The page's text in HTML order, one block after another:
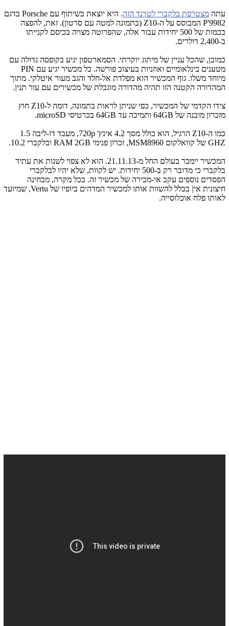
עתה מצטרפת בלקברי לטרנד הזה
. היא יוצאת בשיתוף עם Porsche בדגם
P'9982 המבוסס על ה-Z10 (בתמונה למטה עם סרטון). זאת, להפצה
בכמות של 500 יחידות עבור אלה, שהפרוטה מצויה בכיסם לקנייתו
ב-2,400 דולרים.
כמובן, שהכל עניין של מיתוג יוקרתי. הסמארטפון יגיע בקופסה גדולה עם
מטענים בינלאומיים ואוזניות בעיצוב פורשה. כל מכשיר יגיע עם PIN
מיוחד משלו. גוף המכשיר הוא מפלדת אל-חלד והגב מעור איטלקי. מתוך
המהדורה הקטנה הזו תהיה מהדורה מוגבלת של מכשירים עם עור תנין.
צידו הקדמי של המכשיר, כפי שניתן לראות בתמונה, דומה ל-Z10 חוץ
מזכרון מובנה של 64GB ותמיכה עד 64GB בכרטיסי microSD.
כמו ה-Z10 הרגיל, הוא כולל מסך 4.2 אינץ' 720p, מעבד דו-ליבה 1.5
GHZ של קוואלקום MSM8960, זכרון פנימי RAM 2GB ובלקברי 10.2.
המכשיר יימכר בעולם החל מ-21.11.13. הוא לא צפוי לשנות את עתיד
בלקברי כי מדובר רק ב-500 יחידות. יש לקוות, שלא יהיו לבלקברי
הפסדים נוספים עקב אי-מכירה של מכשיר זה. בכל מקרה, מבחינה
חיצונית אין בכלל להשוות אותו למכשיר המדהים ביופיו של Vertu, שמיועד
לאותו פלח אוכלוסייה.